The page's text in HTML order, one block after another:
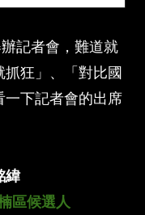
記者會，難道就
狂」、「對比國
一下記者會的出席
緯
區候選人